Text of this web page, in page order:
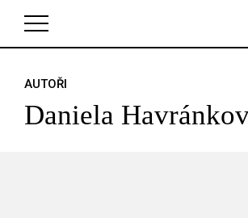
AUTOŘI
Daniela